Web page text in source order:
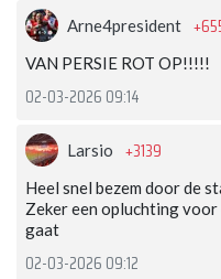
Arne4president
VAN PERSIE ROT OP!!!!!
02-03-2026 09:14
Larsio +3139
Heel snel bezem door de
Zeker een opluchting
gaat
02-03-2026 09:12